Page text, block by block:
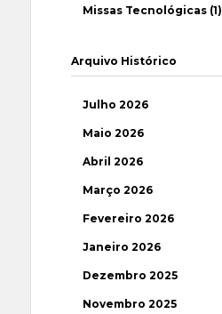
Missas Tecnológicas (1)
Arquivo Histórico
Julho 2026
Maio 2026
Abril 2026
Março 2026
Fevereiro 2026
Janeiro 2026
Dezembro 2025
Novembro 2025